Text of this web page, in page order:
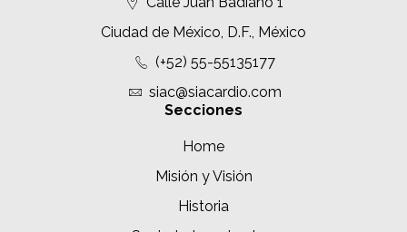
Ciudad de México, D.F., México
(+52) 55-55135177
siac@siacardio.com
Secciones
Home
Misión y Visión
Historia